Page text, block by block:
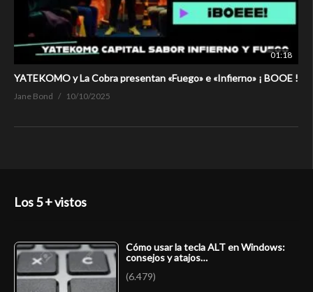
01:18
YATEKOMO y La Cobra presentan «Fuego» e «Infierno» ¡ BOOE !
Jane Bond 10/10/2025
Los 5 + vistos
Cómo usar la tecla ALT en Windows:
consejos y atajos…
(6.479)